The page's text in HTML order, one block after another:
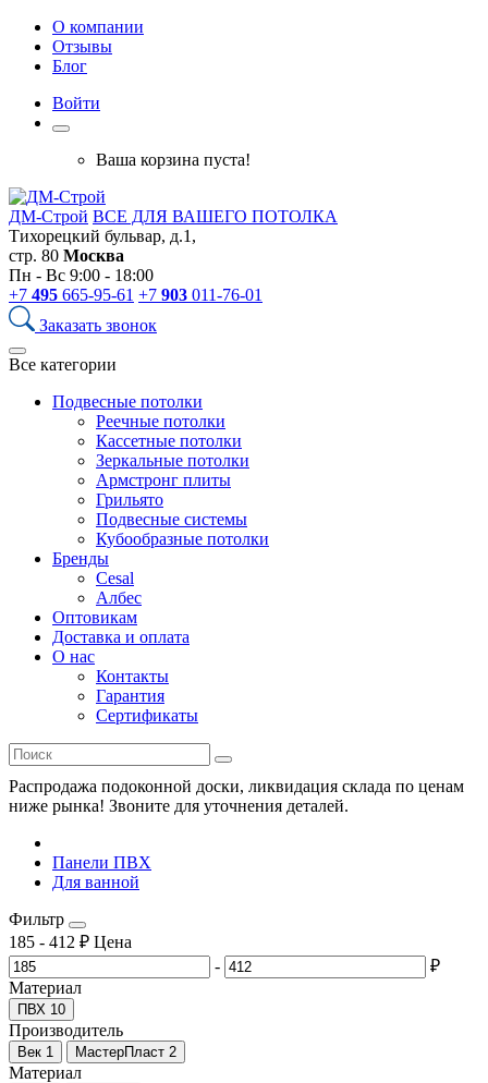
О компании
Отзывы
Блог
Войти
Ваша корзина пуста!
ДМ-Строй ВСЕ ДЛЯ ВАШЕГО ПОТОЛКА
Тихорецкий бульвар, д.1,
стр. 80 Москва
Пн - Вс 9:00 - 18:00
+7 495 665-95-61 +7 903 011-76-01
Заказать звонок
Все категории
Подвесные потолки
Реечные потолки
Кассетные потолки
Зеркальные потолки
Армстронг плиты
Грильято
Подвесные системы
Кубообразные потолки
Бренды
Cesal
Албес
Оптовикам
Доставка и оплата
О нас
Контакты
Гарантия
Сертификаты
Распродажа подоконной доски, ликвидация склада по ценам
ниже рынка! Звоните для уточнения деталей.
Панели ПВХ
Для ванной
Фильтр
185 - 412 ₽ Цена
-
₽
Материал
ПВХ 10
Производитель
Век 1 МастерПласт 2
Материал